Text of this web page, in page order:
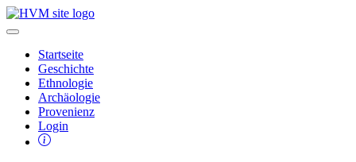
Startseite
Geschichte
Ethnologie
Archäologie
Provenienz
Login